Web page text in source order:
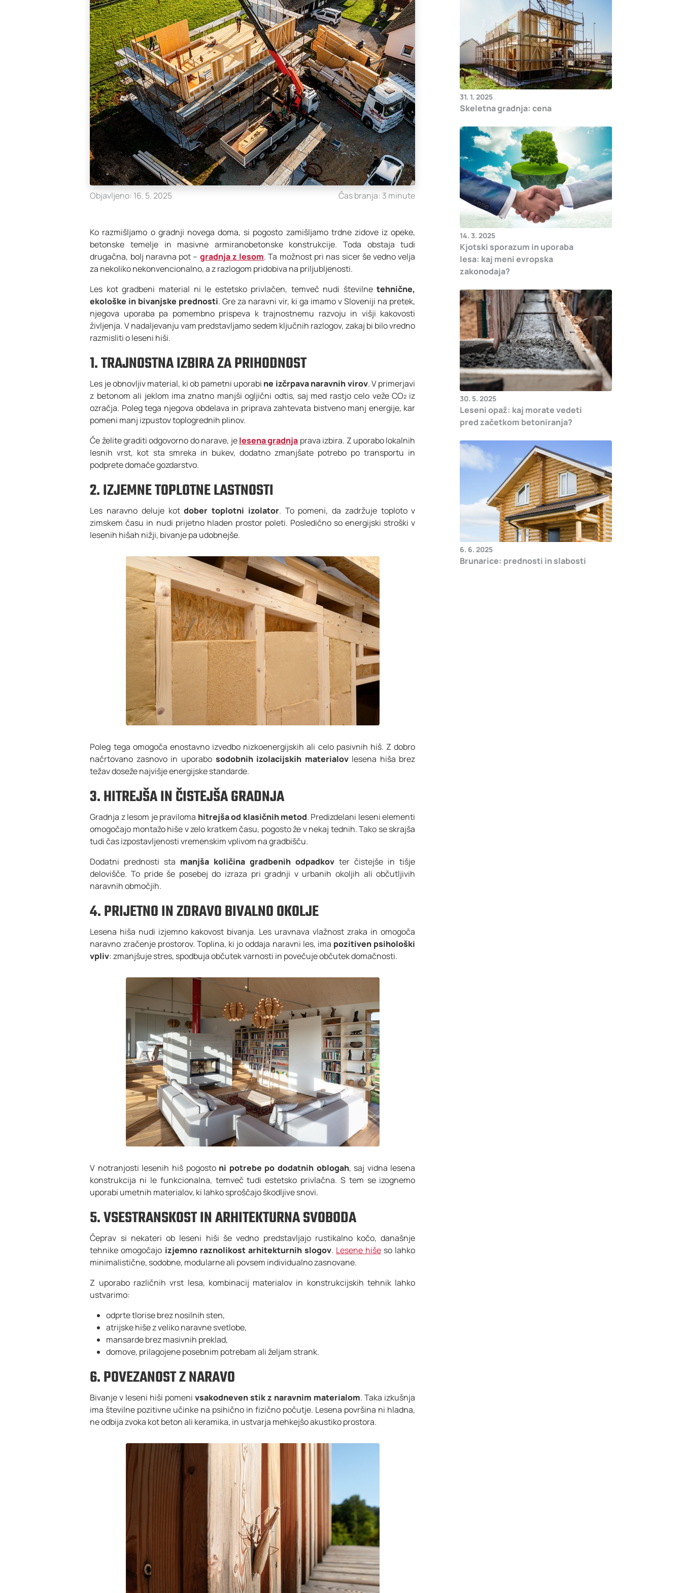
Objavljeno: 16. 5. 2025 Čas branja: 3 minute
Ko razmišljamo o gradnji novega doma, si pogosto zamišljamo trdne zidove iz opeke,
betonske temelje in masivne armiranobetonske konstrukcije. Toda obstaja tudi
drugačna, bolj naravna pot – gradnja z lesom. Ta možnost pri nas sicer še vedno velja
za nekoliko nekonvencionalno, a z razlogom pridobiva na priljubljenosti.
Les kot gradbeni material ni le estetsko privlačen, temveč nudi številnetehnične,
ekološke in bivanjske prednosti. Gre za naravni vir, ki ga imamo v Sloveniji na pretek,
njegova uporaba pa pomembno prispeva k trajnostnemu razvoju in višji kakovosti
življenja. V nadaljevanju vam predstavljamo sedem ključnih razlogov, zakaj bi bilo vredno
razmisliti o leseni hiši.
1. TRAJNOSTNA IZBIRA ZA PRIHODNOST
Les je obnovljiv material, ki ob pametni uporabi ne izčrpava naravnih virov. V primerjavi
z betonom ali jeklom ima znatno manjši ogljični odtis, saj med rastjo celo veže CO₂ iz
ozračja. Poleg tega njegova obdelava in priprava zahtevata bistveno manj energije, kar
pomeni manj izpustov toplogrednih plinov.
Če želite graditi odgovorno do narave, jelesena gradnja prava izbira. Z uporabo lokalnih
lesnih vrst, kot sta smreka in bukev, dodatno zmanjšate potrebo po transportu in
podprete domače gozdarstvo.
2. IZJEMNE TOPLOTNE LASTNOSTI
Les naravno deluje kotdober toplotni izolator. To pomeni, da zadržuje toploto v
zimskem času in nudi prijetno hladen prostor poleti. Posledično so energijski stroški v
lesenih hišah nižji, bivanje pa udobnejše.
Poleg tega omogoča enostavno izvedbo nizkoenergijskih ali celo pasivnih hiš. Z dobro
načrtovano zasnovo in uporabo sodobnih izolacijskih materialovlesena hiša brez
težav doseže najvišje energijske standarde.
3. HITREJŠA IN ČISTEJŠA GRADNJA
Gradnja z lesom je praviloma hitrejša od klasičnih metod. Predizdelani leseni elementi
omogočajo montažo hiše v zelo kratkem času, pogosto že v nekaj tednih. Tako se skrajša
tudi čas izpostavljenosti vremenskim vplivom na gradbišču.
Dodatni prednosti sta manjša količina gradbenih odpadkov ter čistejše in tišje
delovišče. To pride še posebej do izraza pri gradnji v urbanih okoljih ali občutljivih
naravnih območjih.
4. PRIJETNO IN ZDRAVO BIVALNO OKOLJE
Lesena hiša nudi izjemno kakovost bivanja. Les uravnava vlažnost zraka in omogoča
naravno zračenje prostorov. Toplina, ki jo oddaja naravni les, ima pozitiven psihološki
vpliv: zmanjšuje stres, spodbuja občutek varnosti in povečuje občutek domačnosti.
V notranjosti lesenih hiš pogosto ni potrebe po dodatnih oblogah, saj vidna lesena
konstrukcija ni le funkcionalna, temveč tudi estetsko privlačna. S tem se izognemo
uporabi umetnih materialov, ki lahko sproščajo škodljive snovi.
5. VSESTRANSKOST IN ARHITEKTURNA SVOBODA
Čeprav si nekateri ob leseni hiši še vedno predstavljajo rustikalno kočo, današnje
tehnike omogočajo izjemno raznolikost arhitekturnih slogov. Lesene hiše so lahko
minimalistične, sodobne, modularne ali povsem individualno zasnovane.
Z uporabo različnih vrst lesa, kombinacij materialov in konstrukcijskih tehnik lahko
ustvarimo:
odprte tlorise brez nosilnih sten,
atrijske hiše z veliko naravne svetlobe,
mansarde brez masivnih preklad,
domove, prilagojene posebnim potrebam ali željam strank.
6. POVEZANOST Z NARAVO
Bivanje v leseni hiši pomenivsakodneven stik z naravnim materialom. Taka izkušnja
ima številne pozitivne učinke na psihično in fizično počutje. Lesena površina ni hladna,
ne odbija zvoka kot beton ali keramika, in ustvarja mehkejšo akustiko prostora.
31. 1. 2025
Skeletna gradnja: cena
14. 3. 2025
Kjotski sporazum in uporaba
lesa: kaj meni evropska
zakonodaja?
30. 5. 2025
Leseni opaž: kaj morate vedeti
pred začetkom betoniranja?
6. 6. 2025
Brunarice: prednosti in slabosti